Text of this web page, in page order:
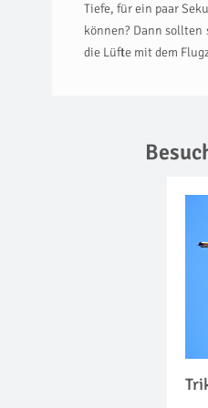
Tiefe, für ein paar
können? Dann sollten
die Lüfte mit dem